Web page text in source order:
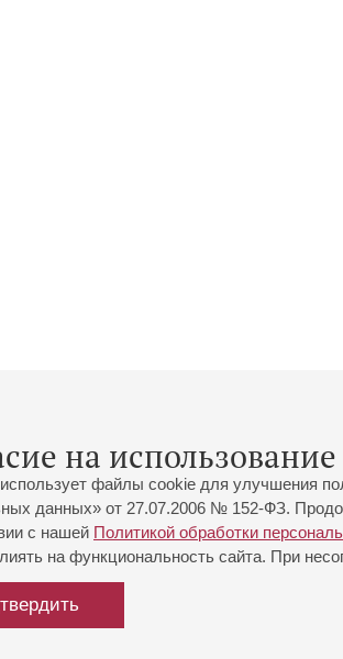
на
файлы cookie для улучшения
данных» от 27.07.2006 № 152-ФЗ.
с нашей Политикой обработки
на функциональность сайта. При